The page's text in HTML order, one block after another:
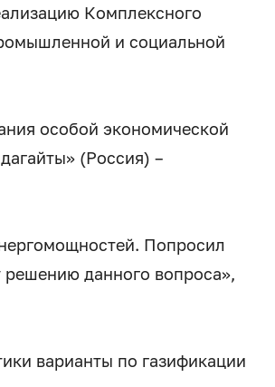
Комплексного
и социальной
особой экономической
(Россия) –
Попросил
решению данного вопроса»,
варианты по газификации